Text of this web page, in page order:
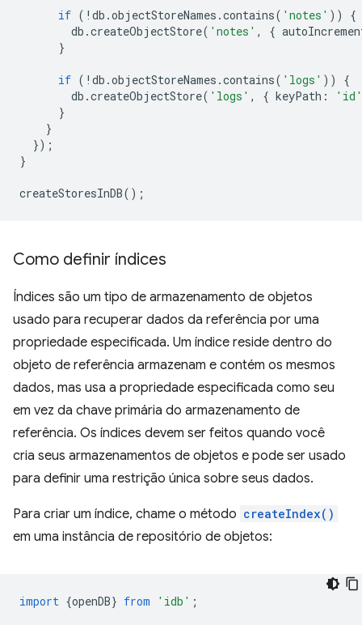
if ( ! db .objectStoreNames .contains( 'notes' ))
{
db .createObjectStore( 'notes' , {
}
if ( ! db .objectStoreNames .contains( 'logs' ))
{
db .createObjectStore( 'logs' , { keyPath :
'id'
}
}
});
}
createStoresInDB();
Como definir índices
Índices são um tipo de armazenamento de objetos
usado para recuperar dados da referência por uma
propriedade especificada. Um índice reside dentro do
objeto de referência armazenam e contém os mesmos
dados, mas usa a propriedade especificada como seu
em vez da chave primária do armazenamento de
referência. Os índices devem ser feitos quando você
cria seus armazenamentos de objetos e pode ser usado
para definir uma restrição única sobre seus dados.
Para criar um índice, chame o método createIndex()
em uma instância de repositório de objetos:
import {openDB} from 'idb' ;